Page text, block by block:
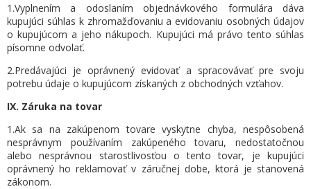
1.Vyplnením a odoslaním objednávkového formulára dáva
kupujúci súhlas k zhromažďovaniu a evidovaniu osobných údajov
o kupujúcom a jeho nákupoch. Kupujúci má právo tento súhlas
písomne odvolať.
2.Predávajúci je oprávnený evidovať a spracovávať pre svoju
potrebu údaje o kupujúcom získaných z obchodných vzťahov.
IX. Záruka na tovar
1.Ak sa na zakúpenom tovare vyskytne chyba, nespôsobená
nesprávnym používaním zakúpeného tovaru, nedostatočnou
alebo nesprávnou starostlivosťou o tento tovar, je kupujúci
oprávnený ho reklamovať v záručnej dobe, ktorá je stanovená
zákonom.